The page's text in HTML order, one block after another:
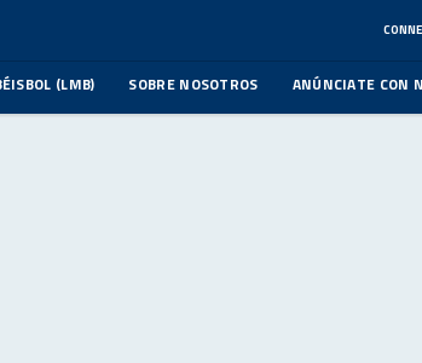
(LMB) SOBRE NOSOTROS ANÚNCIATE CON